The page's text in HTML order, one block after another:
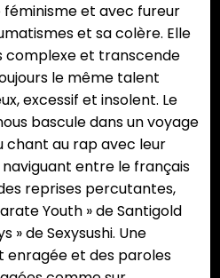
et avec fureur
et sa colère. Elle
complexe et transcende
le même talent
excessif et insolent. Le
bascule dans un voyage
chant au rap avec leur
entre le français
reprises percutantes,
Youth » de Santigold
» de Sexysushi. Une
et des paroles